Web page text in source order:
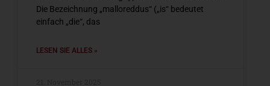
Die Bezeichnung „malloreddus“ („is“ bedeutet
einfach „die“, das
LESEN SIE ALLES »